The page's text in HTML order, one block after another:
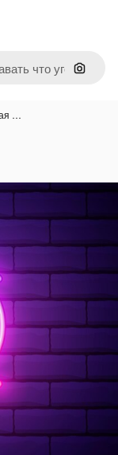
Поиск
…